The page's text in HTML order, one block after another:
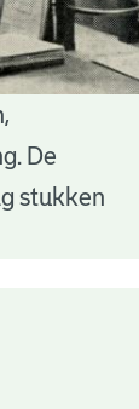
De
stukken